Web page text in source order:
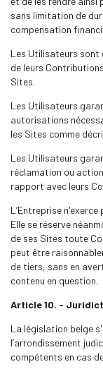
sans limitation de
compensation
Les Utilisateurs sont
de leurs
Sites.
Les Utilisateurs
autorisations
les Sites comme
Les Utilisateurs
réclamation ou
rapport avec leurs
L’Entreprise
Elle se réserve
de ses Sites toute
peut être
de tiers, sans en
contenu en question.
Article 10. -
La législation belge
l’arrondissement
compétents en cas